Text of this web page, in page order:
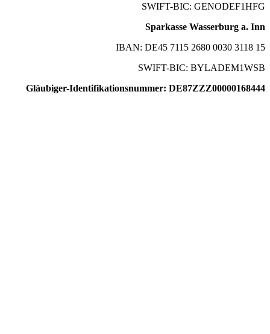
SWIFT-BIC: GENODEF1HFG
Sparkasse Wasserburg a. Inn
IBAN: DE45 7115 2680 0030 3118 15
SWIFT-BIC: BYLADEM1WSB
Gläubiger-Identifikationsnummer: DE87ZZZ00000168444